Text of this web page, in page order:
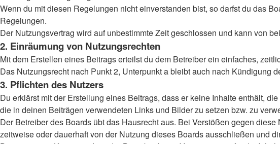
Wenn du mit diesen Regelungen nicht einverstanden bist, so darfst du das
Regelungen.
Der Nutzungsvertrag wird auf unbestimmte Zeit geschlossen und kann von
2. Einräumung von Nutzungsrechten
Mit dem Erstellen eines Beitrags erteilst du dem Betreiber ein einfaches,
Das Nutzungsrecht nach Punkt 2, Unterpunkt a bleibt auch nach Kündigung
3. Pflichten des Nutzers
Du erklärst mit der Erstellung eines Beitrags, dass er keine Inhalte enthält,
die in deinen Beiträgen verwendeten Links und Bilder zu setzen bzw. zu
Der Betreiber des Boards übt das Hausrecht aus. Bei Verstößen gegen
zeitweise oder dauerhaft von der Nutzung dieses Boards ausschließen und